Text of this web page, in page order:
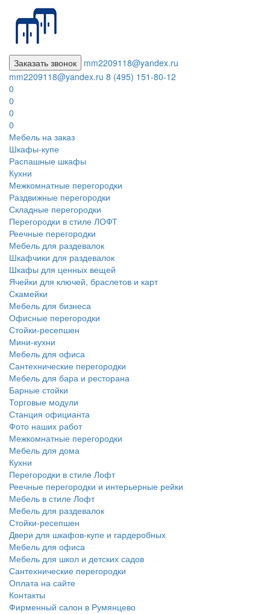
Заказать звонок
mm2209118@yandex.ru
mm2209118@yandex.ru 8 (495) 151-80-12
0
0
0
0
Мебель на заказ
Шкафы-купе
Распашные шкафы
Кухни
Межкомнатные перегородки
Раздвижные перегородки
Складные перегородки
Перегородки в стиле ЛОФТ
Реечные перегородки
Мебель для раздевалок
Шкафчики для раздевалок
Шкафы для ценных вещей
Ячейки для ключей, браслетов и карт
Скамейки
Мебель для бизнеса
Офисные перегородки
Стойки-ресепшен
Мини-кухни
Мебель для офиса
Сантехнические перегородки
Мебель для бара и ресторана
Барные стойки
Торговые модули
Станция официанта
Фото наших работ
Межкомнатные перегородки
Мебель для дома
Кухни
Перегородки в стиле Лофт
Реечные перегородки и интерьерные рейки
Мебель в стиле Лофт
Мебель для раздевалок
Стойки-ресепшен
Двери для шкафов-купе и гардеробных
Мебель для офиса
Мебель для школ и детских садов
Сантехнические перегородки
Оплата на сайте
Контакты
Фирменный салон в Румянцево